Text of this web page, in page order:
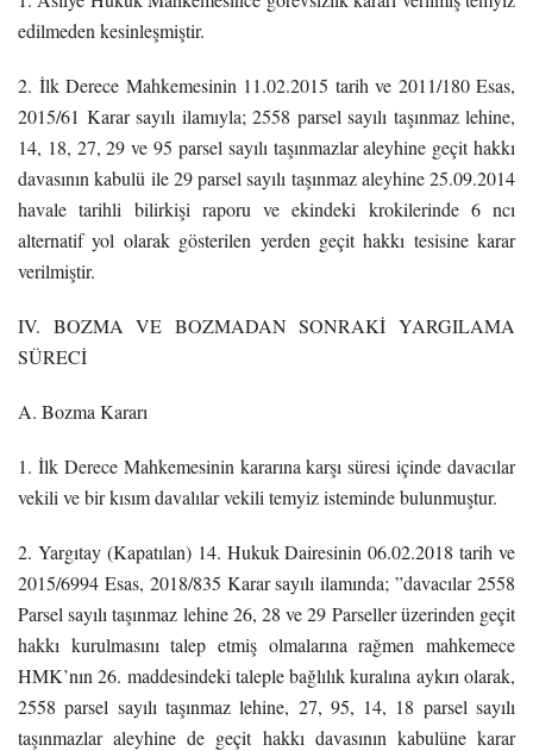
edilmeden kesinleşmiştir.
2. İlk Derece Mahkemesinin 11.02.2015 tarih ve 2011/180 Esas,
2015/61 Karar sayılı ilamıyla; 2558 parsel sayılı taşınmaz lehine,
14, 18, 27, 29 ve 95 parsel sayılı taşınmazlar aleyhine geçit hakkı
davasının kabulü ile 29 parsel sayılı taşınmaz aleyhine 25.09.2014
havale tarihli bilirkişi raporu ve ekindeki krokilerinde 6 ncı
alternatif yol olarak gösterilen yerden geçit hakkı tesisine karar
verilmiştir.
IV. BOZMA VE BOZMADAN SONRAKİ YARGILAMA
SÜRECİ
A. Bozma Kararı
1. İlk Derece Mahkemesinin kararına karşı süresi içinde davacılar
vekili ve bir kısım davalılar vekili temyiz isteminde bulunmuştur.
2. Yargıtay (Kapatılan) 14. Hukuk Dairesinin 06.02.2018 tarih ve
2015/6994 Esas, 2018/835 Karar sayılı ilamında; ”davacılar 2558
Parsel sayılı taşınmaz lehine 26, 28 ve 29 Parseller üzerinden geçit
hakkı kurulmasını talep etmiş olmalarına rağmen mahkemece
HMK’nın 26. maddesindeki taleple bağlılık kuralına aykırı olarak,
2558 parsel sayılı taşınmaz lehine, 27, 95, 14, 18 parsel sayılı
taşınmazlar aleyhine de geçit hakkı davasının kabulüne karar